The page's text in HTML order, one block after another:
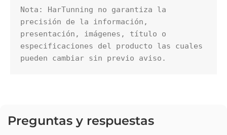
Nota: HarTunning no garantiza la
precisión de la información,
presentación, imágenes, título o
especificaciones del producto las cuales
pueden cambiar sin previo aviso.
Preguntas y respuestas